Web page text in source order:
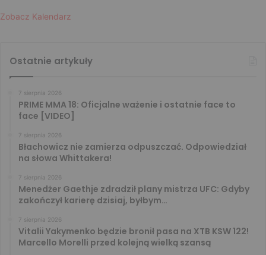
Zobacz Kalendarz
Ostatnie artykuły
7 sierpnia 2026
PRIME MMA 18: Oficjalne ważenie i ostatnie face to
face [VIDEO]
7 sierpnia 2026
Błachowicz nie zamierza odpuszczać. Odpowiedział
na słowa Whittakera!
7 sierpnia 2026
Menedżer Gaethje zdradził plany mistrza UFC: Gdyby
zakończył karierę dzisiaj, byłbym…
7 sierpnia 2026
Vitalii Yakymenko będzie bronił pasa na XTB KSW 122!
Marcello Morelli przed kolejną wielką szansą